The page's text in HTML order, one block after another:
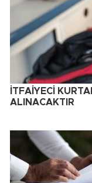
İTFAİYECİ
ALINACAKTIR